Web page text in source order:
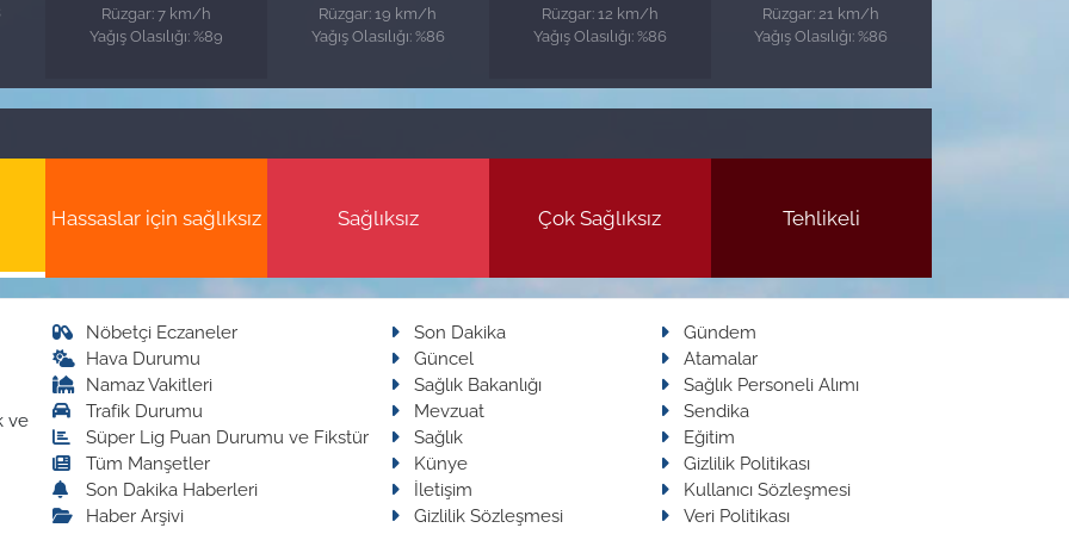
Rüzgar: 7 km/h
Yağış Olasılığı: %89
Rüzgar: 19 km/h
Yağış Olasılığı: %86
Rüzgar: 12 km/h
Yağış Olasılığı: %86
Rüzgar: 21 km/h
Yağış Olasılığı: %86
Hassaslar için sağlıksız Sağlıksız Çok Sağlıksız Tehlikeli
ve
Nöbetçi Eczaneler
Hava Durumu
Namaz Vakitleri
Trafik Durumu
Süper Lig Puan Durumu ve Fikstür
Tüm Manşetler
Son Dakika Haberleri
Haber Arşivi
Son Dakika
Gündem
Güncel
Atamalar
Sağlık Bakanlığı
Sağlık Personeli Alımı
Mevzuat
Sendika
Sağlık
Eğitim
Künye
Gizlilik Politikası
İletişim
Kullanıcı Sözleşmesi
Gizlilik Sözleşmesi
Veri Politikası